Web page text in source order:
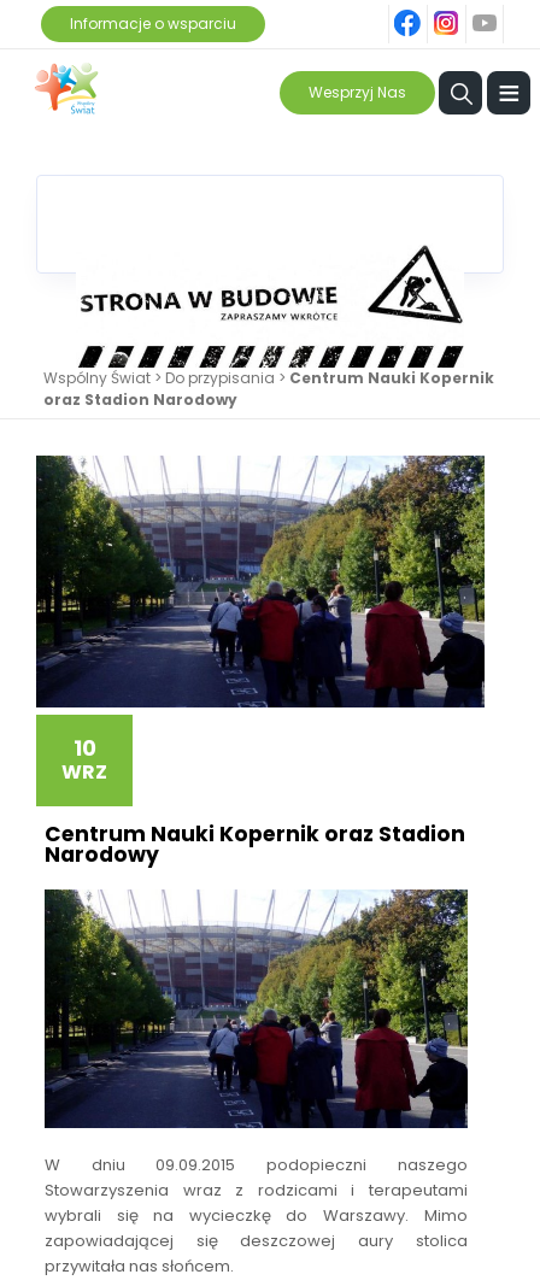
Informacje o wsparciu
ins
Wesprzyj Nas ≡
Wspólny Świat > Do przypisania > Centrum Nauki Kopernik
oraz Stadion Narodowy
10
WRZ
Centrum Nauki Kopernik oraz Stadion
Narodowy
W dniu 09.09.2015 podopieczni naszego
Stowarzyszenia wraz z rodzicami i terapeutami
wybrali się na wycieczkę do Warszawy. Mimo
zapowiadającej się deszczowej aury stolica
przywitała nas słońcem.